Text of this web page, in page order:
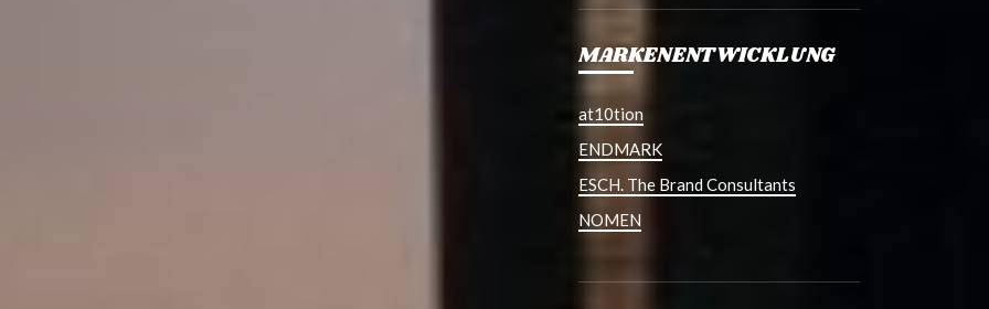
MARKENENTWICKLUNG
at10tion
ENDMARK
ESCH. The Brand Consultants
NOMEN